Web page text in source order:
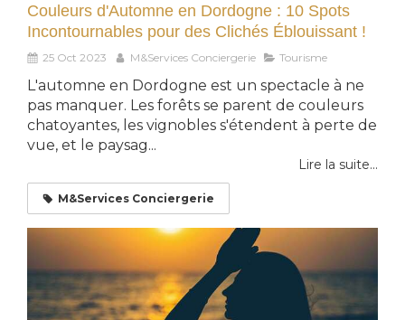
Couleurs d'Automne en Dordogne : 10 Spots
Incontournables pour des Clichés Éblouissant !
25 Oct 2023 M&Services Conciergerie Tourisme
L'automne en Dordogne est un spectacle à ne
pas manquer. Les forêts se parent de couleurs
chatoyantes, les vignobles s'étendent à perte de
vue, et le paysag...
Lire la suite...
M&Services Conciergerie